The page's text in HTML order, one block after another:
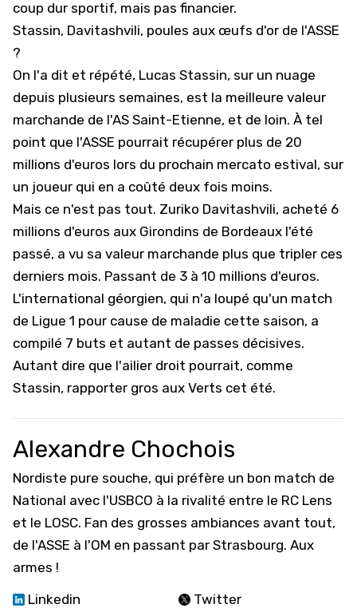
coup dur sportif, mais pas financier.
Stassin, Davitashvili, poules aux œufs d'or de l'ASSE
?
On l'a dit et répété, Lucas Stassin, sur un nuage
depuis plusieurs semaines, est la meilleure valeur
marchande de l'AS Saint-Etienne, et de loin. À tel
point que l'ASSE pourrait récupérer plus de 20
millions d'euros lors du prochain mercato estival, sur
un joueur qui en a coûté deux fois moins.
Mais ce n'est pas tout. Zuriko Davitashvili, acheté 6
millions d'euros aux Girondins de Bordeaux l'été
passé, a vu sa valeur marchande plus que tripler ces
derniers mois. Passant de 3 à 10 millions d'euros.
L'international géorgien, qui n'a loupé qu'un match
de Ligue 1 pour cause de maladie cette saison, a
compilé 7 buts et autant de passes décisives.
Autant dire que l'ailier droit pourrait, comme
Stassin, rapporter gros aux Verts cet été.
Alexandre Chochois
Nordiste pure souche, qui préfère un bon match de
National avec l'USBCO à la rivalité entre le RC Lens
et le LOSC. Fan des grosses ambiances avant tout,
de l'ASSE à l'OM en passant par Strasbourg. Aux
armes !
Linkedin
Twitter